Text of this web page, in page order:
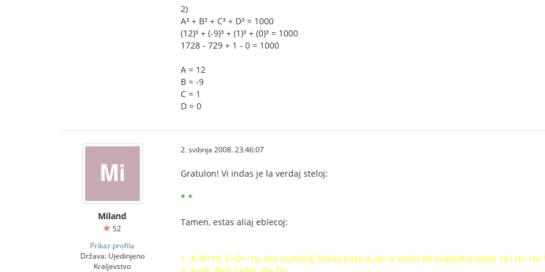
2)
A³ + B³ + C³ + D³ = 1000
(12)³ + (-9)³ + (1)³ + (0)³ = 1000
1728 - 729 + 1 - 0 = 1000
A = 12
B = -9
C = 1
D = 0
Miland
52
Prikaz profila
Država: Ujedinjeno
Kraljevstvo
2. svibnja 2008. 23:46:07
Gratulon! Vi indas je la verdaj steloj:
* *
Tamen, estas aliaj eblecoj:
1. A=B=10, C=D=-10, sed numeroj havas bazo 4, do la sumo de kvadratoj estas